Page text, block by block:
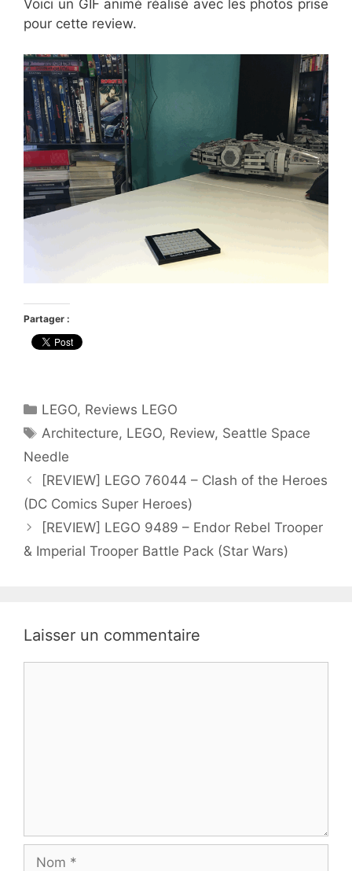
Voici un GIF animé réalisé avec les photos prise
pour cette review.
Partager :
Catégories
LEGO, Reviews LEGO
Étiquettes
Architecture, LEGO, Review, Seattle Space
Needle
[REVIEW] LEGO 76044 – Clash of the Heroes
(DC Comics Super Heroes)
[REVIEW] LEGO 9489 – Endor Rebel Trooper
& Imperial Trooper Battle Pack (Star Wars)
Laisser un commentaire
Nom